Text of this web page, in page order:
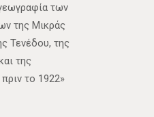
των
της Μικράς
Τενέδου, της
της
το 1922»